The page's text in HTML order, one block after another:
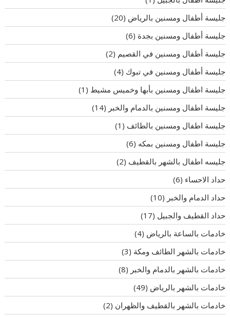
جليسة أطفال ومسنين بالرياض (20)
جليسة أطفال ومسنين بجدة (6)
جليسة أطفال ومسنين في القصيم (2)
جليسة أطفال ومسنين في تبوك (4)
جليسة اطفال ومسنين بأبها وخميس مشيط (1)
جليسة اطفال ومسنين بالدمام والخبر (14)
جليسة اطفال ومسنين بالطائف (1)
جليسة اطفال ومسنين بمكه (6)
جليسه اطفال بالشهر بالقطيف (2)
حداد الاحساء (6)
حداد الدمام والخبر (10)
حداد القطيف والجبيل (17)
خادمات بالساعة بالرياض (4)
خادمات بالشهر الطائف ومكة (3)
خادمات بالشهر بالدمام والخبر (8)
خادمات بالشهر بالرياض (49)
خادمات بالشهر بالقطيف والظهران (2)